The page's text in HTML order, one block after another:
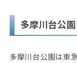
多摩川台公園
多摩川台公園は東